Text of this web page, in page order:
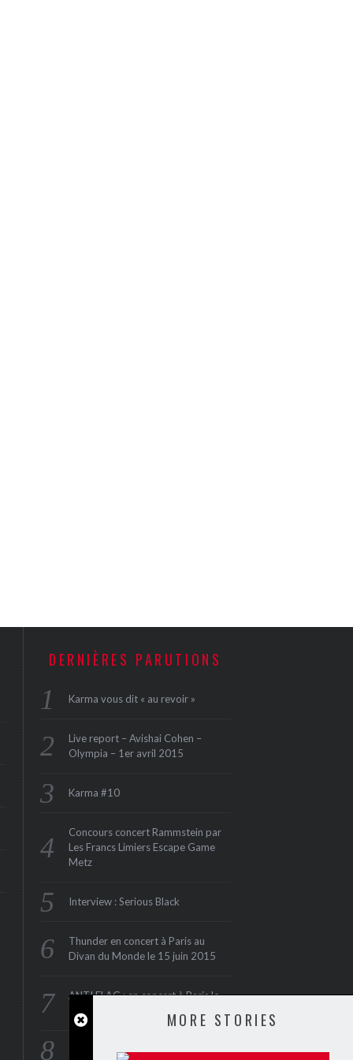
MORE STORIES
DERNIÈRES PARUTIONS
Karma vous dit « au revoir »
Live report – Avishai Cohen –
Olympia – 1er avril 2015
Karma #10
Concours concert Rammstein par
Les Francs Limiers Escape Game
Metz
Interview : Serious Black
Thunder en concert à Paris au
Divan du Monde le 15 juin 2015
ANTI FLAG : en concert à Paris le
Interview : Rae Morris